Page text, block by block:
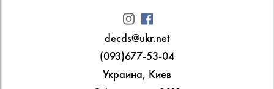
decds@ukr.net
(093)677-53-04
Украина, Киев